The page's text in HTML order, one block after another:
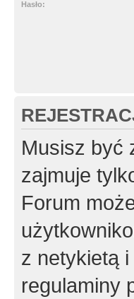
Hasło:
Musisz być
zajmuje
Forum
z netykietą
regulaminy